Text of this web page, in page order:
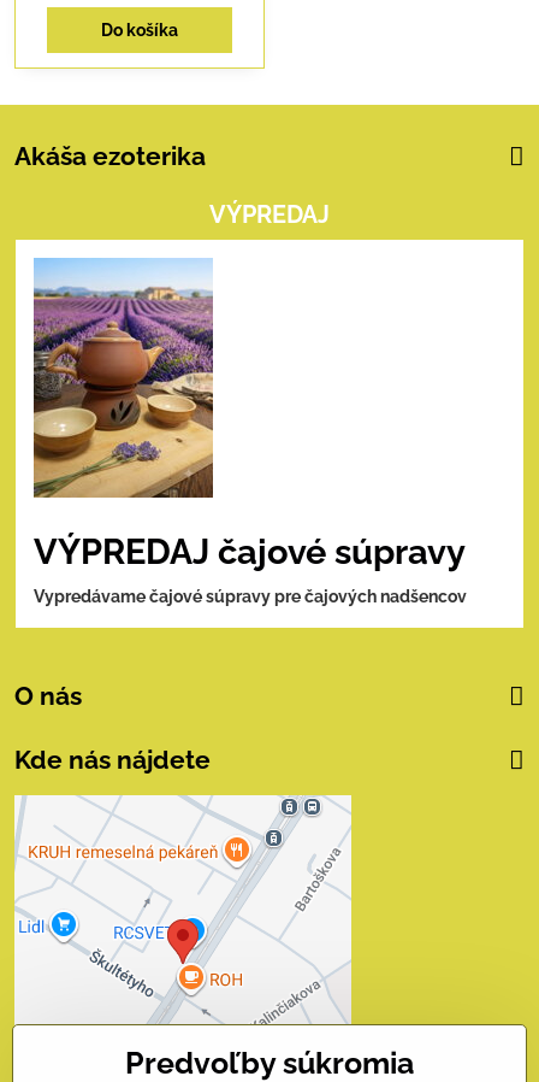
Do košíka
Akáša ezoterika
VÝPREDAJ
VÝPREDAJ čajové súpravy
Vypredávame čajové súpravy pre čajových nadšencov
O nás
Kde nás nájdete
Externý obsah je
blokovaný Voľbami
súkromia
Prajete si načítať externý obsah?
Povoliť tentokrát
Povoliť a zapamätať - súhlas
Predvoľby súkromia